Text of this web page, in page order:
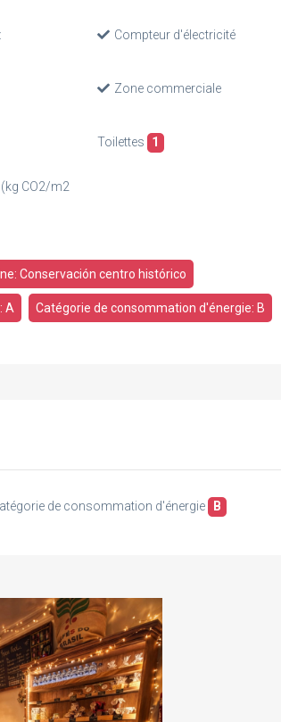
Compteur d'électricité
Zone commerciale
Toilettes 1
CO2/m2
Conservación centro histórico
A Catégorie de consommation d'énergie: B
de consommation d'énergie B